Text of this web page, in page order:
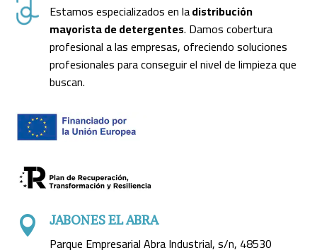
Estamos especializados en ladistribución
mayorista de detergentes. Damos cobertura
profesional a las empresas, ofreciendo soluciones
profesionales para conseguir el nivel de limpieza que
buscan.
 JABONES EL ABRA
Parque Empresarial Abra Industrial, s/n, 48530